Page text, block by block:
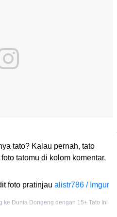
tato? Kalau pernah, tato
tatomu di kolom komentar,
foto pratinjau alistr786 / Imgur
ke Dunia Dongeng dengan 15+ Tato Ini